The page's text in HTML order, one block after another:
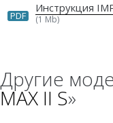
PDF
Инструкция
(1 Mb)
Другие
MAX II S»